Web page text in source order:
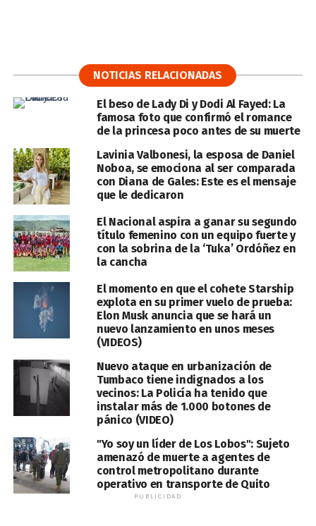
NOTICIAS RELACIONADAS
El beso de Lady Di y Dodi Al Fayed: La
famosa foto que confirmó el romance
de la princesa poco antes de su muerte
Lavinia Valbonesi, la esposa de Daniel
Noboa, se emociona al ser comparada
con Diana de Gales: Este es el mensaje
que le dedicaron
El Nacional aspira a ganar su segundo
título femenino con un equipo fuerte y
con la sobrina de la ‘Tuka’ Ordóñez en
la cancha
El momento en que el cohete Starship
explota en su primer vuelo de prueba:
Elon Musk anuncia que se hará un
nuevo lanzamiento en unos meses
(VIDEOS)
Nuevo ataque en urbanización de
Tumbaco tiene indignados a los
vecinos: La Policía ha tenido que
instalar más de 1.000 botones de
pánico (VIDEO)
"Yo soy un líder de Los Lobos": Sujeto
amenazó de muerte a agentes de
control metropolitano durante
operativo en transporte de Quito
PUBLICIDAD